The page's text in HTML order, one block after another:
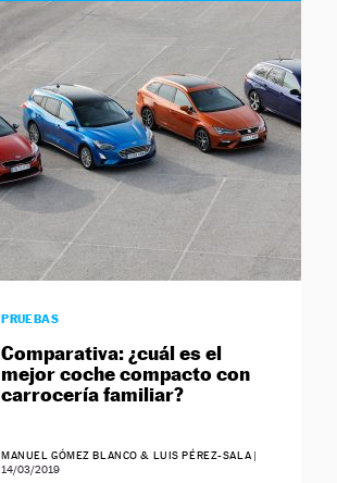
PRUEBAS
Comparativa: ¿cuál es el
mejor coche compacto con
carrocería familiar?
MANUEL GÓMEZ BLANCO & LUIS PÉREZ-SALA |
14/03/2019